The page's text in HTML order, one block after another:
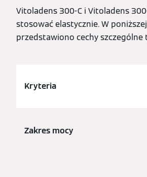
Vitoladens 300-C i Vitoladens
stosować elastycznie. W
przedstawiono cechy szczególne
Kryteria
Zakres mocy